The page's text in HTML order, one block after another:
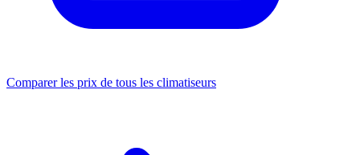
Comparer les prix de tous les climatiseurs